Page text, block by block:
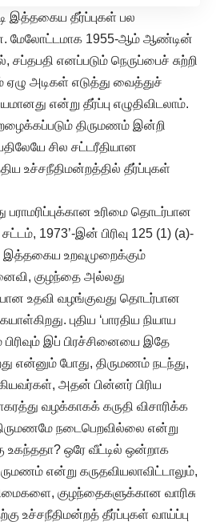
இத்தகைய தீர்ப்புகள் பல
மேலோட்டமாக 1955-ஆம் ஆண்டின்
சப்தபதி எனப்படும் நெருப்பைச் சுற்றி
அடிகள் எடுத்து வைத்துச்
என்று தீர்ப்பு எழுதிவிடலாம்.
திருமணம் இன்றி
சில சட்டரீதியான
உச்சநீதிமன்றத்தில் தீர்ப்புகள்
பராமரிப்புக்கான உரிமை தொடர்பான
1973’-இன் பிரிவு 125 (1) (a)-
உறவுமுறைக்கும்
குழந்தை அல்லது
உதவி வழங்குவது தொடர்பான
புதிய ‘பாரதிய நியாய
இப் பிரச்சினையை இதே
என்னும் போது, திருமணம் நடந்து,
அதன் பின்னர் பிரிய
வழக்காகக் கருதி விசாரிக்க
நடைபெறவில்லை என்று
ஒரே வீட்டில் ஒன்றாக
என்று கருதவியலாவிட்டாலும்,
குழந்தைகளுக்கான வாரிசு
உச்சநீதிமன்றத் தீர்ப்புகள் வாய்ப்பு